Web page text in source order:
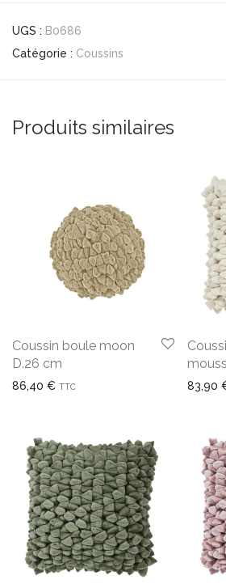
UGS : B0686
Catégorie : Coussins
Produits similaires
Coussin boule moon
D.26 cm
86,40 € TTC 83,90